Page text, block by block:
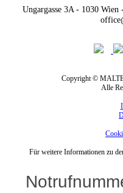
Ungargasse 3A - 1030
Copyright ©
Alle
Für weitere Informationen zu